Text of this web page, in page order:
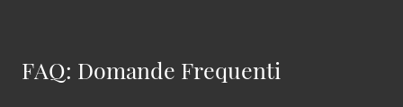
FAQ: Domande Frequenti